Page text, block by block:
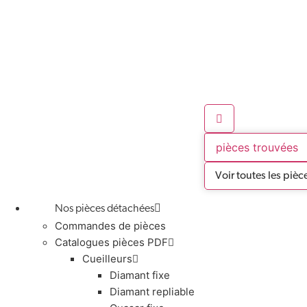
pièces trouvées
Voir toutes les
Nos pièces détachées
Commandes de pièces
Catalogues pièces PDF
Cueilleurs
Diamant fixe
Diamant repliable